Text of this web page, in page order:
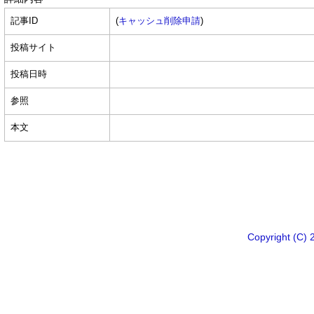
記事ID (キャッシュ削除申請)
投稿サイト
投稿日時
参照
本文
Copyright (C)